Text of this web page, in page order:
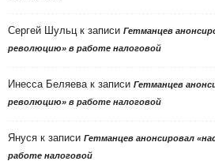
Сергей Шульц к записи Гетманцев
революцию» в работе налоговой
Инесса Беляева к записи Гетманцев
революцию» в работе налоговой
Януся к записи Гетманцев анонсировал
работе налоговой